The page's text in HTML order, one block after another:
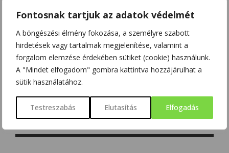
Fontosnak tartjuk az adatok védelmét
A böngészési élmény fokozása, a személyre szabott
hirdetések vagy tartalmak megjelenítése, valamint a
forgalom elemzése érdekében sütiket (cookie) használunk.
A "Mindet elfogadom" gombra kattintva hozzájárulhat a
sütik használatához.
Testreszabás Elutasítás Elfogadás